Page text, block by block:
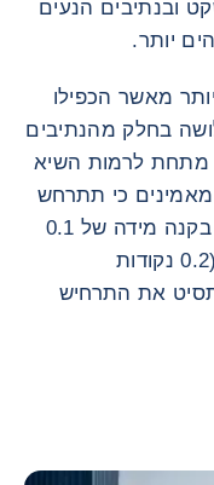
ובנתיבים הנעים
יותר.
מאשר הכפילו
בחלק מהנתיבים
מתחת לרמות השיא
כרגע אנו מאמינים כי תתרחש
הכלה של ההשפעה האינפלציונית, בקנה מידה של 0.1
נקודות אינפלציה ברמה הגלובלית (0.2 נקודות
את התרחיש